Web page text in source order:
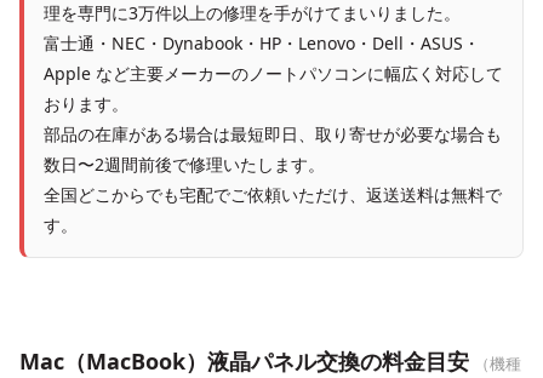
理を専門に3万件以上の修理を手がけてまいりました。
富士通・NEC・Dynabook・HP・Lenovo・Dell・ASUS・
Apple など主要メーカーのノートパソコンに幅広く対応して
おります。
部品の在庫がある場合は最短即日、取り寄せが必要な場合も
数日〜2週間前後で修理いたします。
全国どこからでも宅配でご依頼いただけ、返送送料は無料で
す。
Mac（MacBook）液晶パネル交換の料金目安
（機種